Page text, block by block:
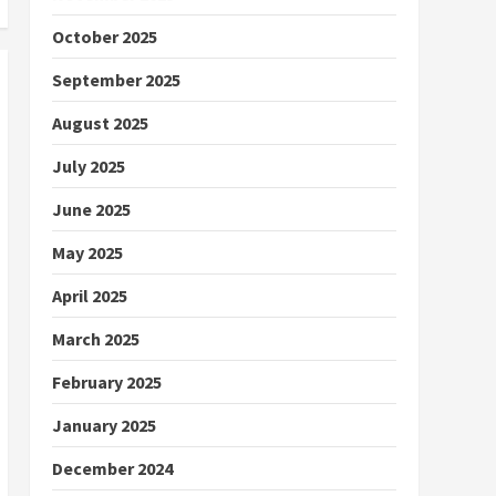
October 2025
September 2025
August 2025
July 2025
June 2025
May 2025
April 2025
March 2025
February 2025
January 2025
December 2024